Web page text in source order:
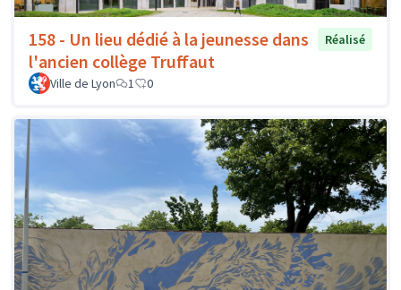
158 - Un lieu dédié à la jeunesse dans
l'ancien collège Truffaut
Réalisé
Ville de Lyon 1 0